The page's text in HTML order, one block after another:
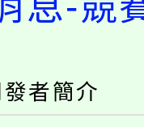
，桃園電
池舉行。
戶享有免
發者簡介